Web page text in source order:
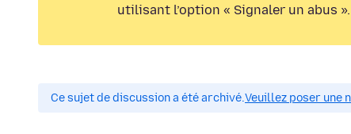
utilisant l’option « Signaler un abus ».
Ce sujet de discussion a été archivé.Veuillez poser une